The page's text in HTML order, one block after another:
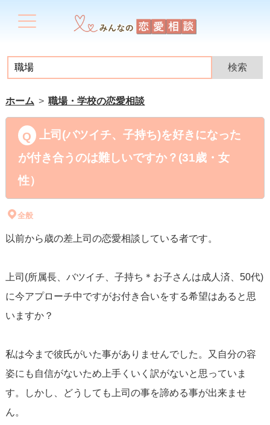
ホーム 職場・学校の恋愛相談
上司(バツイチ、子持ち)を好きになった
が付き合うのは難しいですか？(31歳・女
性）
全般
以前から歳の差上司の恋愛相談している者です。
上司(所属長、バツイチ、子持ち＊お子さんは成人済、50代)
に今アプローチ中ですがお付き合いをする希望はあると思
いますか？
私は今まで彼氏がいた事がありませんでした。又自分の容
姿にも自信がないため上手くいく訳がないと思っていま
す。しかし、どうしても上司の事を諦める事が出来ませ
ん。